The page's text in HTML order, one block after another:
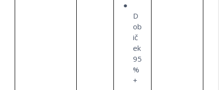
D
ob
ič
ek
95
%
+